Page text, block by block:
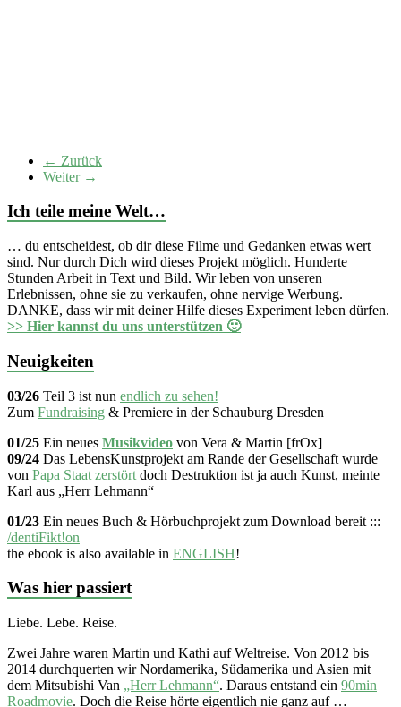
← Zurück
Weiter →
Ich teile meine Welt…
… du entscheidest, ob dir diese Filme und Gedanken etwas wert
sind. Nur durch Dich wird dieses Projekt möglich. Hunderte
Stunden Arbeit in Text und Bild. Wir leben von unseren
Erlebnissen, ohne sie zu verkaufen, ohne nervige Werbung.
DANKE, dass wir mit deiner Hilfe dieses Experiment leben dürfen.
>> Hier kannst du uns unterstützen 🙂
Neuigkeiten
03/26 Teil 3 ist nun endlich zu sehen!
Zum Fundraising & Premiere in der Schauburg Dresden
01/25 Ein neues Musikvideo von Vera & Martin [frOx]
09/24 Das LebensKunstprojekt am Rande der Gesellschaft wurde
von Papa Staat zerstört doch Destruktion ist ja auch Kunst, meinte
Karl aus „Herr Lehmann“
01/23 Ein neues Buch & Hörbuchprojekt zum Download bereit :::
/dentiFikt!on
the ebook is also available in ENGLISH!
Was hier passiert
Liebe. Lebe. Reise.
Zwei Jahre waren Martin und Kathi auf Weltreise. Von 2012 bis
2014 durchquerten wir Nordamerika, Südamerika und Asien mit
dem Mitsubishi Van „Herr Lehmann“. Daraus entstand ein 90min
Roadmovie. Doch die Reise hörte eigentlich nie ganz auf …